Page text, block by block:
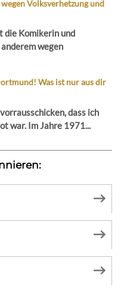
Volksverhetzung und
die Komikerin und
wegen
Was ist nur aus dir
dass ich
war. Im Jahre 1971...